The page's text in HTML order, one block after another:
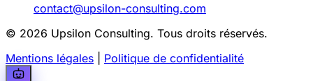
contact@upsilon-consulting.com
© 2026 Upsilon Consulting. Tous droits réservés.
Mentions légales
Politique de confidentialité